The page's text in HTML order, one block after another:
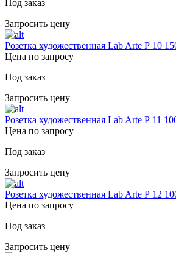
Под заказ
Запросить цену
Розетка художественная Lab Arte Р 10
Цена по запросу
Под заказ
Запросить цену
Розетка художественная Lab Arte Р 11
Цена по запросу
Под заказ
Запросить цену
Розетка художественная Lab Arte Р 12
Цена по запросу
Под заказ
Запросить цену